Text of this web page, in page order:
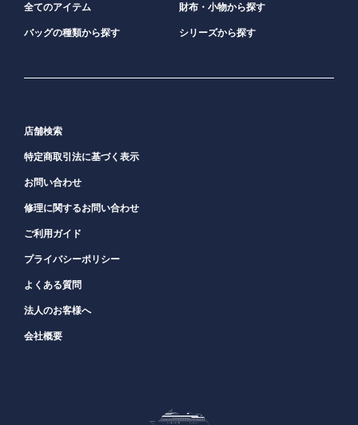
全てのアイテム 財布・小物から探す
バッグの種類から探す シリーズから探す
店舗検索
特定商取引法に基づく表示
お問い合わせ
修理に関するお問い合わせ
ご利用ガイド
プライバシーポリシー
よくある質問
法人のお客様へ
会社概要